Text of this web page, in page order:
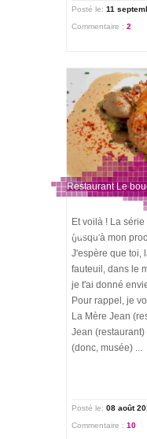
Posté le: 11
Commentaire : 2
Restaurant Le
surprise !
Et voilà ! La
(jusqu'à mon
J'espère que toi,
fauteuil, dans le
je t'ai donné
Pour rappel, je
La Mère Jean
Jean
(donc, musée) ...
Posté le: 08 août
Commentaire : 10